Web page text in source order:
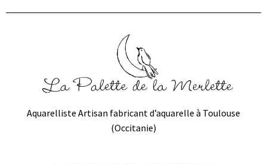
Aquarelliste Artisan fabricant d’aquarelle à Toulouse
(Occitanie)